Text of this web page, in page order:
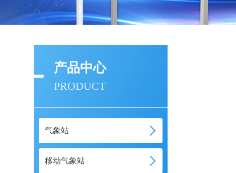
产品中心
PRODUCT
气象站
移动气象站